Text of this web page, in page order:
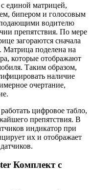
единой матрицей,
бипером и голосовым
водителю
препятствия. По мере
загораются сначала
Матрица поделена на
которые отображают
Таким образом,
наличие
очертание,
цифровое табло,
препятствия. В
индикатор при
их и отображает
Комплект с